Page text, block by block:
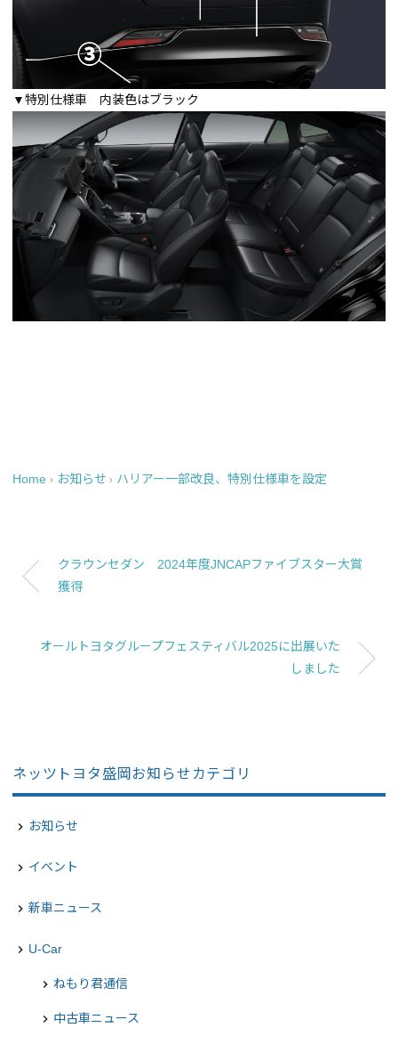
▼特別仕様車 内装色はブラック
Home › お知らせ › ハリアー一部改良、特別仕様車を設定
クラウンセダン 2024年度JNCAPファイブスター大賞
獲得
オールトヨタグループフェスティバル2025に出展いた
しました
ネッツトヨタ盛岡お知らせカテゴリ
navigate_next お知らせ
navigate_next イベント
navigate_next 新車ニュース
navigate_next U-Car
chevron_right ねもり君通信
chevron_right 中古車ニュース